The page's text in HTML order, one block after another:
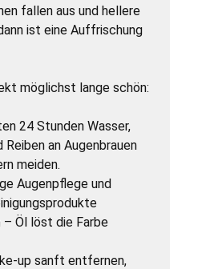
fallen aus und hellere
ist eine Auffrischung
möglichst lange schön:
24 Stunden Wasser,
Reiben an Augenbrauen
meiden.
Augenpflege und
Öl löst die Farbe
up sanft entfernen,